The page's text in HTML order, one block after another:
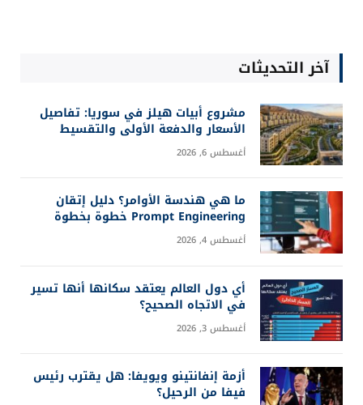
آخر التحديثات
مشروع أبيات هيلز في سوريا: تفاصيل
الأسعار والدفعة الأولى والتقسيط
أغسطس 6, 2026
ما هي هندسة الأوامر؟ دليل إتقان
Prompt Engineering خطوة بخطوة
أغسطس 4, 2026
أي دول العالم يعتقد سكانها أنها تسير
في الاتجاه الصحيح؟
أغسطس 3, 2026
أزمة إنفانتينو ويويفا: هل يقترب رئيس
فيفا من الرحيل؟